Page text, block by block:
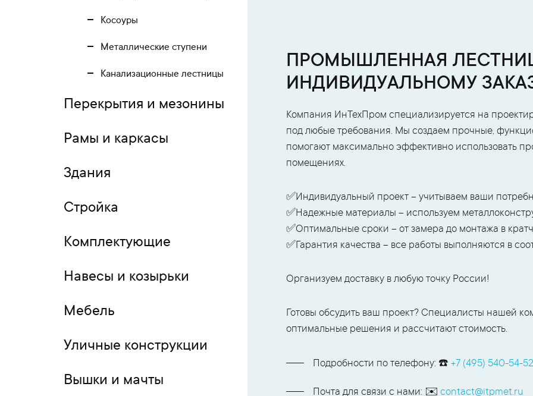
Косоуры
Металлические ступени
Канализационные лестницы
Перекрытия и мезонины
Рамы и каркасы
Здания
Стройка
Комплектующие
Навесы и козырьки
Мебель
Уличные конструкции
Вышки и мачты
ПРОМЫШЛЕННАЯ
ИНДИВИДУАЛЬНОМУ
Компания ИнТехПром специализируется на
под любые требования. Мы создаем прочные,
помогают максимально эффективно использовать
помещениях.
✅Индивидуальный проект – учитываем ваши
✅Надежные материалы – используем
✅Оптимальные сроки – от замера до монтажа в
✅Гарантия качества – все работы выполняются в
Организуем доставку в любую точку России!
Готовы обсудить ваш проект? Специалисты нашей
оптимальные решения и рассчитают стоимость.
Подробности по телефону: ☎️+7 (495) 540-54-
Почта для связи с нами: ✉️contact@itpmet.ru